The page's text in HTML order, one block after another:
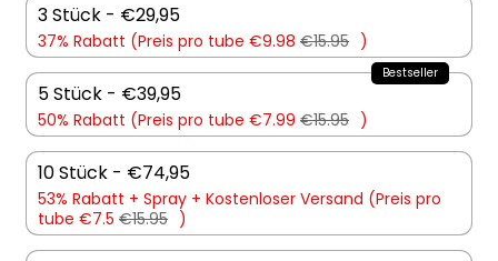
3 Stück - €29,95
37% Rabatt (Preis pro tube €9.98 €15.95 )
5 Stück - €39,95
50% Rabatt (Preis pro tube €7.99 €15.95 )
10 Stück - €74,95
53% Rabatt + Spray + Kostenloser Versand (Preis pro
tube €7.5 €15.95 )